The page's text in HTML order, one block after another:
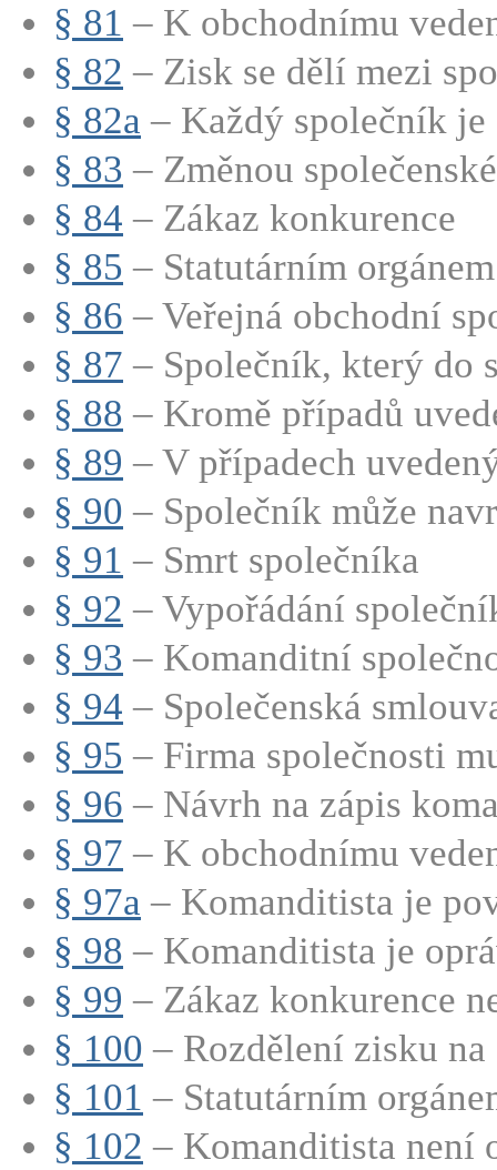
§ 81 – K obchodnímu
§ 82 – Zisk se dělí mezi
§ 82a – Každý společník je
§ 83 – Změnou
§ 84 – Zákaz konkurence
§ 85 – Statutárním
§ 86 – Veřejná obchodní
§ 87 – Společník, který do
§ 88 – Kromě případů
§ 89 – V případech
§ 90 – Společník může
§ 91 – Smrt společníka
§ 92 – Vypořádání
§ 93 – Komanditní
§ 94 – Společenská
§ 95 – Firma společnosti
§ 96 – Návrh na zápis
§ 97 – K obchodnímu
§ 97a – Komanditista je
§ 98 – Komanditista je
§ 99 – Zákaz konkurence
§ 100 – Rozdělení zisku
§ 101 – Statutárním
§ 102 – Komanditista není